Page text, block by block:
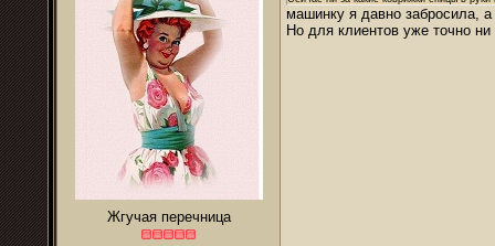
Жгучая перечница
машинку я давно забросила,
Но для клиентов уже точно ни